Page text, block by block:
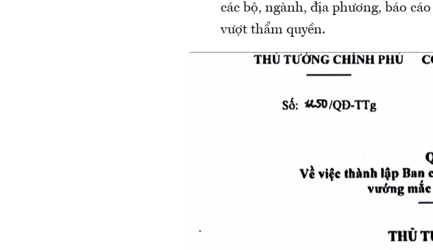
các bộ, ngành, địa phương, báo
vượt thẩm quyền.